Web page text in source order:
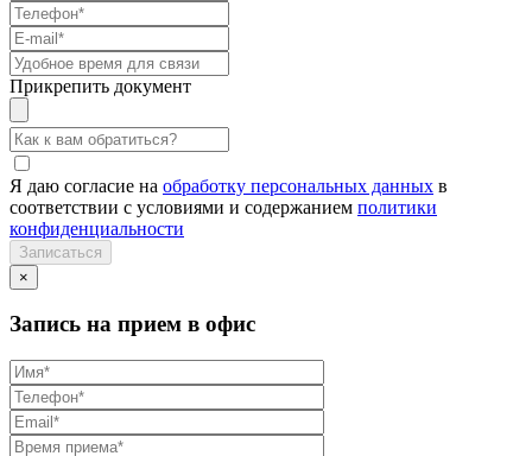
Прикрепить документ
Я даю согласие на обработку персональных данных в
соответствии с условиями и содержанием политики
конфиденциальности
×
Запись на прием в офис